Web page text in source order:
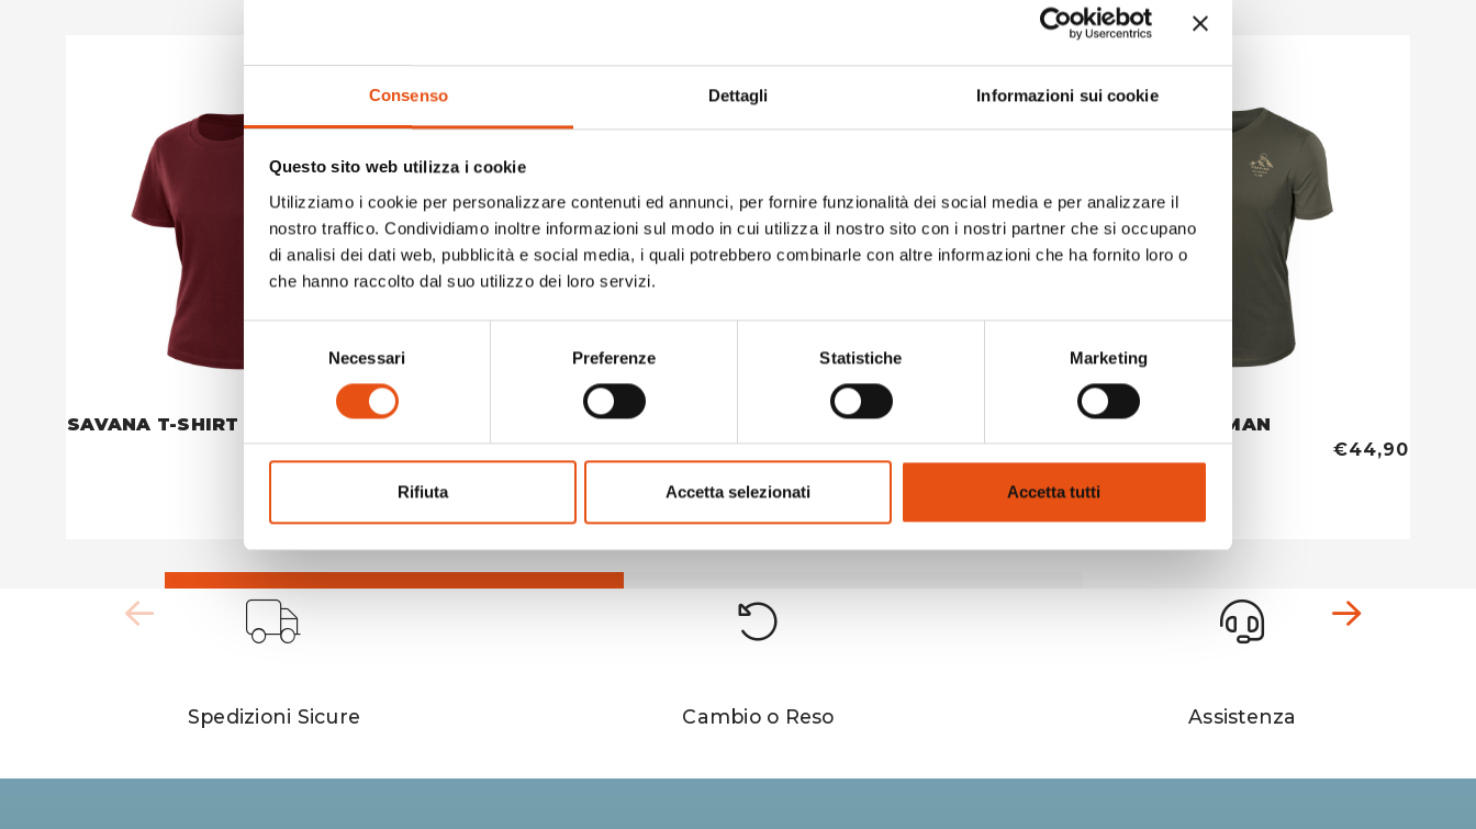
Consenso Dettagli Informazioni sui cookie
Questo sito web utilizza i cookie
Utilizziamo i cookie per personalizzare contenuti ed annunci, per fornire funzionalità dei social media e per analizzare il
nostro traffico. Condividiamo inoltre informazioni sul modo in cui utilizza il nostro sito con i nostri partner che si occupano
di analisi dei dati web, pubblicità e social media, i quali potrebbero combinarle con altre informazioni che ha fornito loro o
che hanno raccolto dal suo utilizzo dei loro servizi.
Necessari Preferenze Statistiche Marketing
Rifiuta Accetta selezionati Accetta tutti
SAVANA T-SHIRT WOMAN
€44,90
SAVANA T-SHIRT MAN
€44,90
CLUB T-SHIRT MAN
€44,90
CLUB T-SHIRT MAN
€44,90
Spedizioni Sicure Cambio o Reso Assistenza